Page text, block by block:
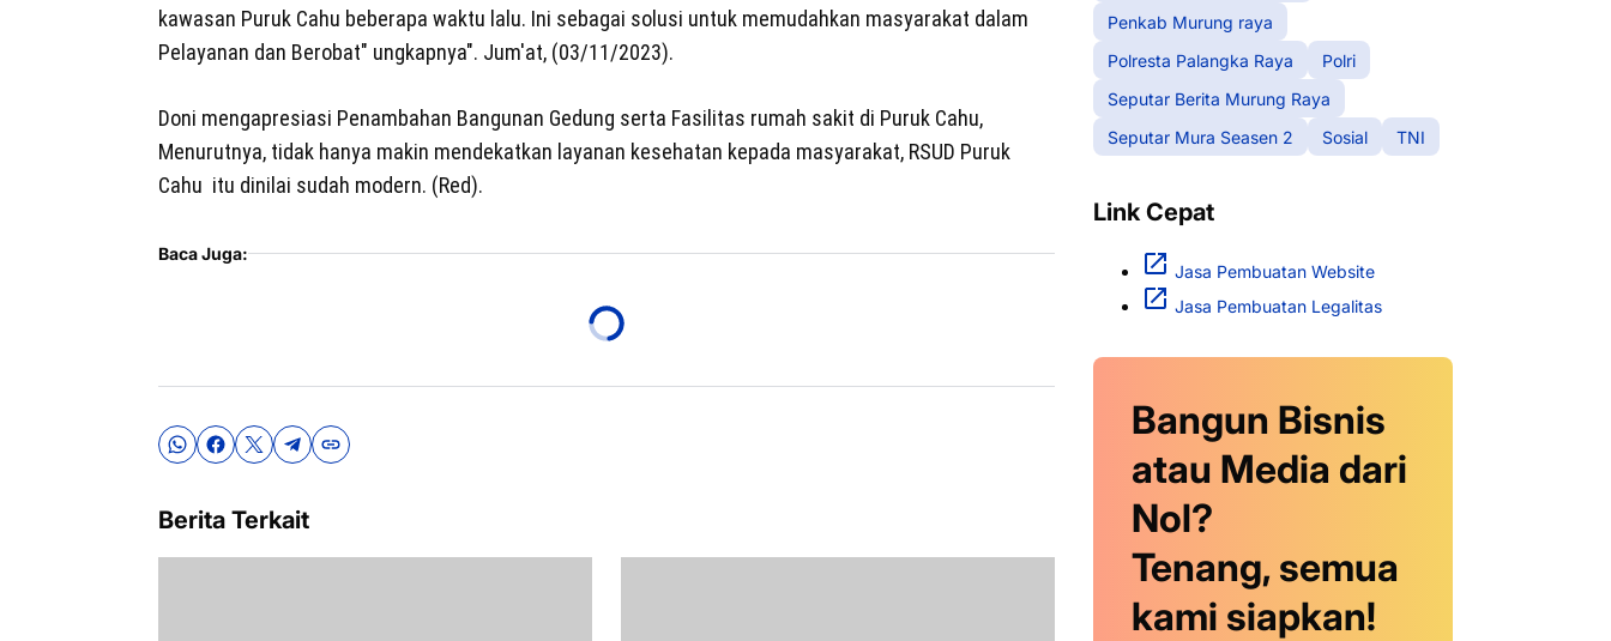
kawasan Puruk Cahu beberapa waktu lalu. Ini sebagai solusi untuk memudahkan masyarakat dalam
Pelayanan dan Berobat" ungkapnya". Jum'at, (03/11/2023).
Doni mengapresiasi Penambahan Bangunan Gedung serta Fasilitas rumah sakit di Puruk Cahu,
Menurutnya, tidak hanya makin mendekatkan layanan kesehatan kepada masyarakat, RSUD Puruk
Cahu itu dinilai sudah modern. (Red).
Baca Juga:
Berita Terkait
Penkab Murung raya
Polresta Palangka Raya
Polri
Seputar Berita Murung Raya
Seputar Mura Seasen 2
Sosial TNI
Link Cepat
Jasa Pembuatan Website
Jasa Pembuatan Legalitas
Bangun Bisnis
atau Media dari
Nol?
Tenang, semua
kami siapkan!